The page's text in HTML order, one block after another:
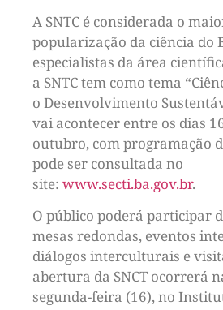
A SNTC é considerada o
popularização da ciência do
especialistas da área
a SNTC tem como tema
o Desenvolvimento
vai acontecer entre os dias
outubro, com programação
pode ser consultada no
site: www.secti.ba.gov.br.
O público poderá participar
mesas redondas, eventos
diálogos interculturais e
abertura da SNCT ocorrerá
segunda-feira (16), no